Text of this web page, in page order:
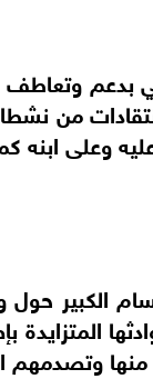
بدعم وتعاطف
من
وعلى ابنه
الكبير حول
وتصدمهم